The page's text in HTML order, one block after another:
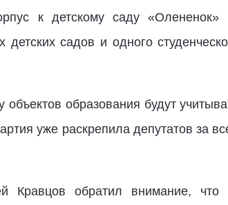
к детскому саду
детских садов и одного
объектов образования будут
уже раскрепила депутатов за
Кравцов обратил внимание, что